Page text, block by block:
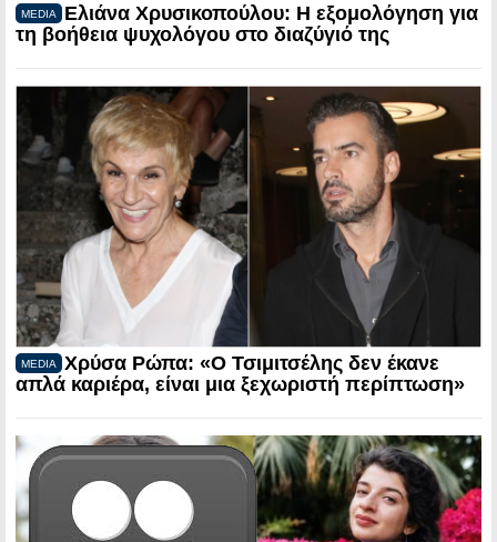
MEDIA
Ελιάνα Χρυσικοπούλου: Η εξομολόγηση για
τη βοήθεια ψυχολόγου στο διαζύγιό της
MEDIA
Χρύσα Ρώπα: «Ο Τσιμιτσέλης δεν έκανε
απλά καριέρα, είναι μια ξεχωριστή περίπτωση»